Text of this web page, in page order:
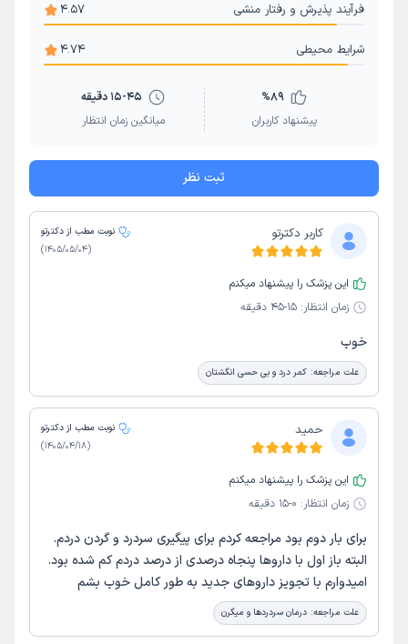
فرآیند پذیرش و رفتار منشی 4.57
شرایط محیطی 4.74
%89
پیشنهاد کاربران
15-45 دقیقه
میانگین زمان انتظار
ثبت نظر
کاربر دکترتو
نوبت مطب از دکترتو
(
1405/05/04
)
این پزشک را پیشنهاد میکنم
زمان انتظار: 15-45 دقیقه
خوب
علت مراجعه: کمر درد و بی حسی انگشتان
حمید
نوبت مطب از دکترتو
(
1405/04/18
)
این پزشک را پیشنهاد میکنم
زمان انتظار: 0-15 دقیقه
برای بار دوم بود مراجعه کردم برای پیگیری سردرد و گردن دردم.
البته باز اول با داروها پنجاه درصدی از درصد دردم کم شده بود.
امیدوارم با تجویز داروهای جدید به طور کامل خوب بشم
علت مراجعه: درمان سردردها و میگرن